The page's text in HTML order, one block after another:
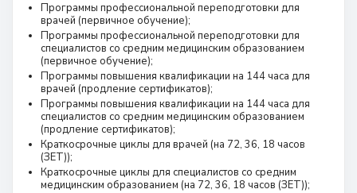
Программы профессиональной переподготовки для
врачей (первичное обучение);
Программы профессиональной переподготовки для
специалистов со средним медицинским образованием
(первичное обучение);
Программы повышения квалификации на 144 часа для
врачей (продление сертификатов);
Программы повышения квалификации на 144 часа для
специалистов со средним медицинским образованием
(продление сертификатов);
Краткосрочные циклы для врачей (на 72, 36, 18 часов
(ЗЕТ));
Краткосрочные циклы для специалистов со средним
медицинским образованием (на 72, 36, 18 часов (ЗЕТ));